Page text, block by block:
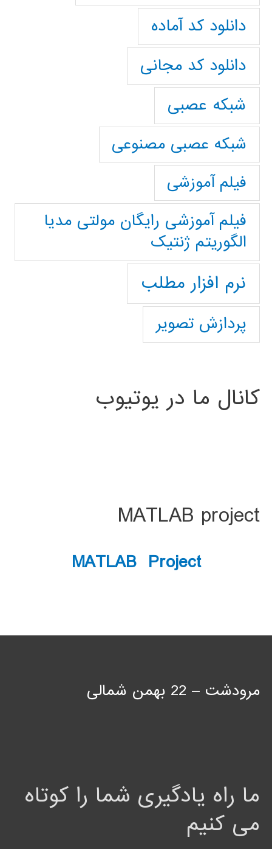
دانلود کد آماده
دانلود کد مجانی
شبکه عصبی
شبکه عصبی مصنوعی
فیلم آموزشی
فیلم آموزشی رایگان مولتی مدیا
الگوریتم ژنتیک
نرم افزار مطلب
پردازش تصویر
کانال ما در یوتیوب
MATLAB project
MATLAB Project
مرودشت – 22 بهمن شمالی
ما راه یادگیری شما را کوتاه
می کنیم